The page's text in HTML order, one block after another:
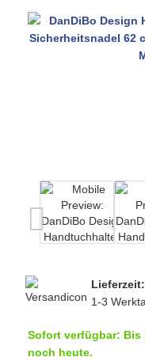
Lieferzeit:
1-3
Sofort verfügbar: Bis
noch heute.